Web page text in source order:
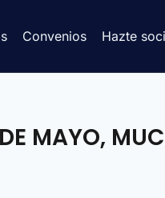
Convenios Hazte
MAYO,